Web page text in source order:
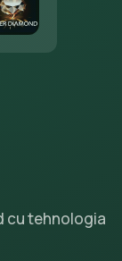
cu tehnologia